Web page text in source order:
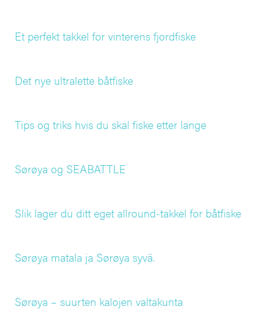
Et perfekt takkel for vinterens fjordfiske
Det nye ultralette båtfiske
Tips og triks hvis du skal fiske etter lange
Sørøya og SEABATTLE
Slik lager du ditt eget allround-takkel for båtfiske
Sørøya matala ja Sørøya syvä.
Sørøya – suurten kalojen valtakunta